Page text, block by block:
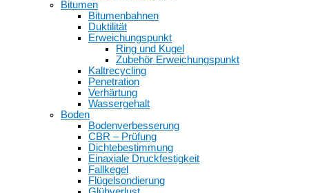
Bitumen
Bitumenbahnen
Duktilität
Erweichungspunkt
Ring und Kugel
Zubehör Erweichungspunkt
Kaltrecycling
Penetration
Verhärtung
Wassergehalt
Boden
Bodenverbesserung
CBR – Prüfung
Dichtebestimmung
Einaxiale Druckfestigkeit
Fallkegel
Flügelsondierung